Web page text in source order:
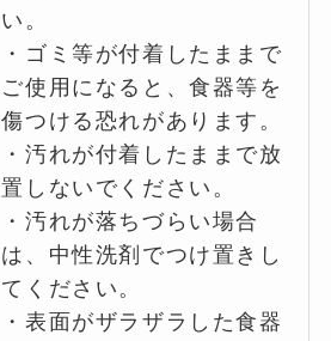
い。
・ゴミ等が付着したままで
ご使用になると、食器等を
傷つける恐れがあります。
・汚れが付着したままで放
置しないでください。
・汚れが落ちづらい場合
は、中性洗剤でつけ置きし
てください。
・表面がザラザラした食器